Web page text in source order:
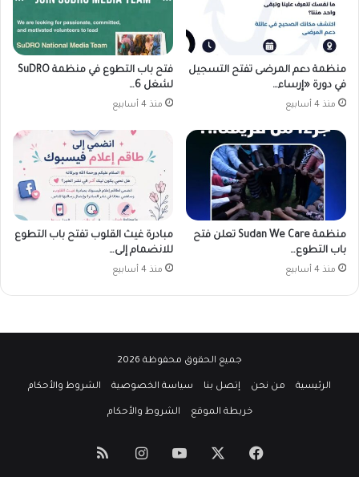
منظمة دعم المرضى تفتح التسجيل
في دورة «إرساء…
منذ 4 أسابيع
فتح باب التطوع في منظمة SuDRO
لشغل 6…
منذ 4 أسابيع
منظمة Sudan We Care تعلن فتح
باب التطوع…
منذ 4 أسابيع
مبادرة غيث القلوب تفتح باب التطوع
للانضمام إلى…
منذ 4 أسابيع
جميع الحقوق محفوظة 2026
الرئيسية من نحن إتصل بنا سياسة الخصوصية الشروط والأحكام
خريطة الموقع الشروط والأحكام
فيسبوك ‫YouTubeانستقرامملخص